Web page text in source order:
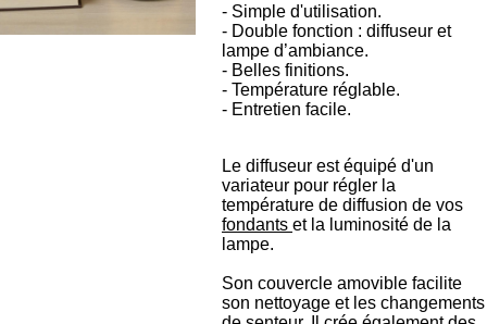
- Simple d'utilisation.
- Double fonction : diffuseur et
lampe d’ambiance.
- Belles finitions.
- Température réglable.
- Entretien facile.
Le diffuseur est équipé d'un
variateur pour régler la
température de diffusion de vos
fondants et la luminosité de la
lampe.
Son couvercle amovible facilite
son nettoyage et les changements